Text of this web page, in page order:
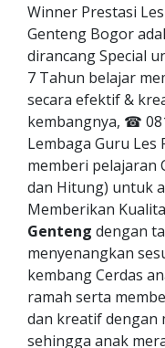
Winner Prestasi
Genteng Bogor
dirancang Special
7 Tahun belajar
secara efektif &
kembangnya, ☎
Lembaga Guru Les
memberi pelajaran
dan Hitung) untuk
Memberikan
Genteng dengan
menyenangkan
kembang Cerdas
ramah serta
dan kreatif dengan
sehingga anak